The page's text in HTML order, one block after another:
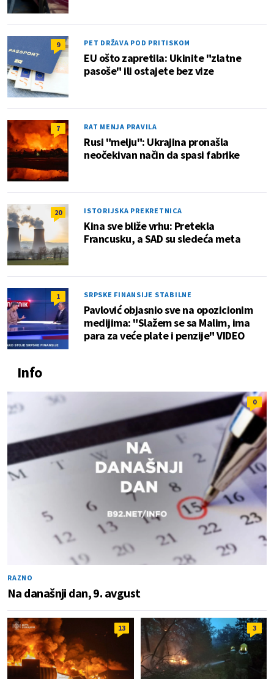
9 PET DRŽAVA POD PRITISKOM
EU ošto zapretila: Ukinite "zlatne
pasoše" ili ostajete bez vize
7 RAT MENJA PRAVILA
Rusi "melju": Ukrajina pronašla
neočekivan način da spasi fabrike
20 ISTORIJSKA PREKRETNICA
Kina sve bliže vrhu: Pretekla
Francusku, a SAD su sledeća meta
1 SRPSKE FINANSIJE STABILNE
Pavlović objasnio sve na opozicionim
medijima: "Slažem se sa Malim, ima
para za veće plate i penzije" VIDEO
Info
0
RAZNO
Na današnji dan, 9. avgust
13 3